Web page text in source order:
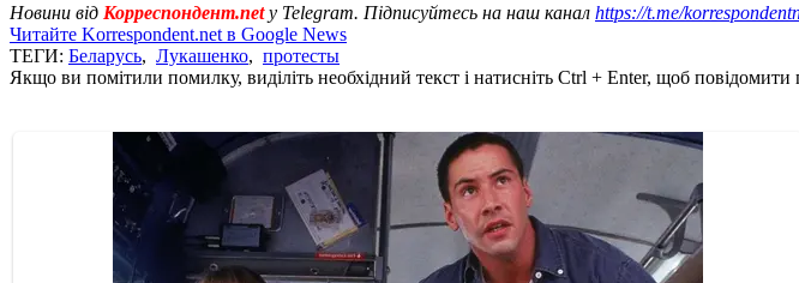
Новини від Корреспондент.netу Telegram. Підписуйтесь на наш канал https://t.me/
Читайте Korrespondent.net в Google News
ТЕГИ: Беларусь, Лукашенко, протесты
Якщо ви помітили помилку, виділіть необхідний текст і натисніть Ctrl + Enter, щоб повідомити